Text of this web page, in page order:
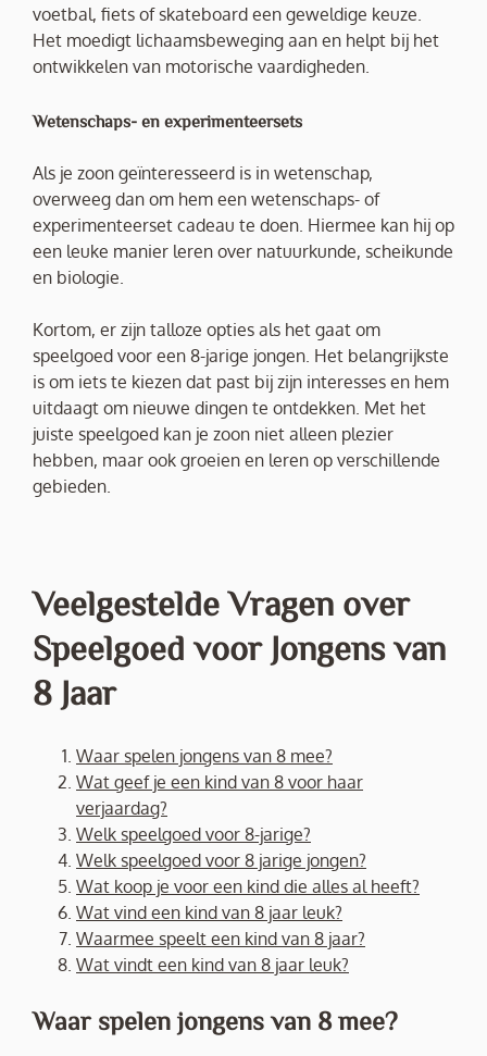
voetbal, fiets of skateboard een geweldige keuze.
Het moedigt lichaamsbeweging aan en helpt bij het
ontwikkelen van motorische vaardigheden.
Wetenschaps- en experimenteersets
Als je zoon geïnteresseerd is in wetenschap,
overweeg dan om hem een wetenschaps- of
experimenteerset cadeau te doen. Hiermee kan hij op
een leuke manier leren over natuurkunde, scheikunde
en biologie.
Kortom, er zijn talloze opties als het gaat om
speelgoed voor een 8-jarige jongen. Het belangrijkste
is om iets te kiezen dat past bij zijn interesses en hem
uitdaagt om nieuwe dingen te ontdekken. Met het
juiste speelgoed kan je zoon niet alleen plezier
hebben, maar ook groeien en leren op verschillende
gebieden.
Veelgestelde Vragen over
Speelgoed voor Jongens van
8 Jaar
Waar spelen jongens van 8 mee?
Wat geef je een kind van 8 voor haar
verjaardag?
Welk speelgoed voor 8-jarige?
Welk speelgoed voor 8 jarige jongen?
Wat koop je voor een kind die alles al heeft?
Wat vind een kind van 8 jaar leuk?
Waarmee speelt een kind van 8 jaar?
Wat vindt een kind van 8 jaar leuk?
Waar spelen jongens van 8 mee?